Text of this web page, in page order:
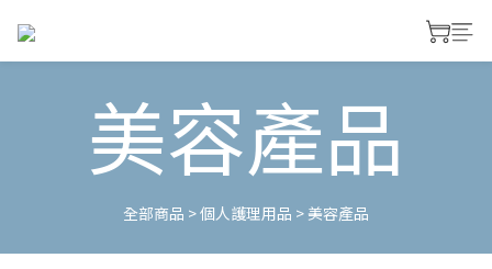
美容產品
全部商品 >個人護理用品 > 美容產品